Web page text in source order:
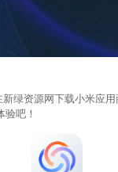
绿资源网下载小米应
吧！